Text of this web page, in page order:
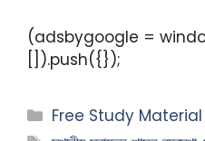
(adsbygoogle =
[]).push({});
Free Study Material